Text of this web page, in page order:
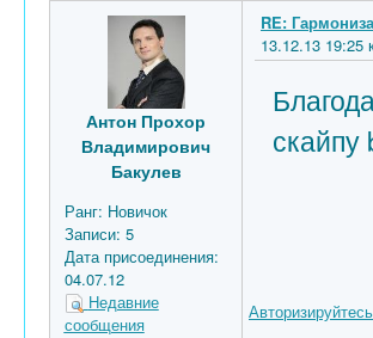
Антон Прохор
Владимирович
Бакулев
Ранг: Новичок
Записи: 5
Дата присоединения:
04.07.12
Недавние
сообщения
RE:
13.12.13 19:25
скайпу